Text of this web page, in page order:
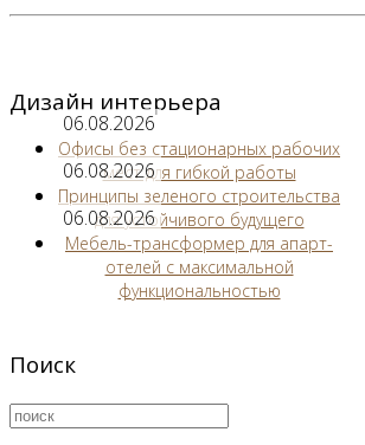
Дизайн интерьера
06.08.2026
Офисы без стационарных рабочих
мест для гибкой работы
06.08.2026
Принципы зеленого строительства
для устойчивого будущего
06.08.2026
Мебель-трансформер для апарт-
отелей с максимальной
функциональностью
Поиск